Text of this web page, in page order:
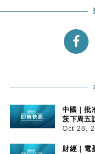
中國｜批
茨下周五
Oct 28,
財經｜電